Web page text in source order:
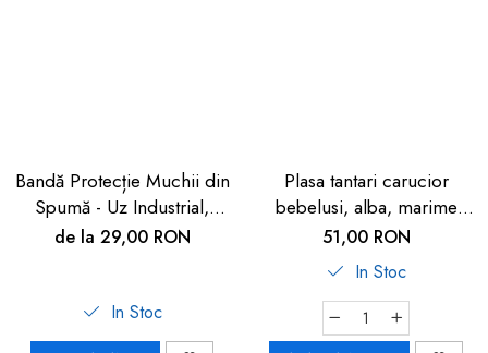
Bandă Protecție Muchii din
Spumă - Uz Industrial,
Crem, 90cm | Car Boy
de la 29,00 RON
In Stoc
Plasa tantari carucior
bebelusi, alba, marime
universala, Reer BiteSafe
51,00 RON
In Stoc